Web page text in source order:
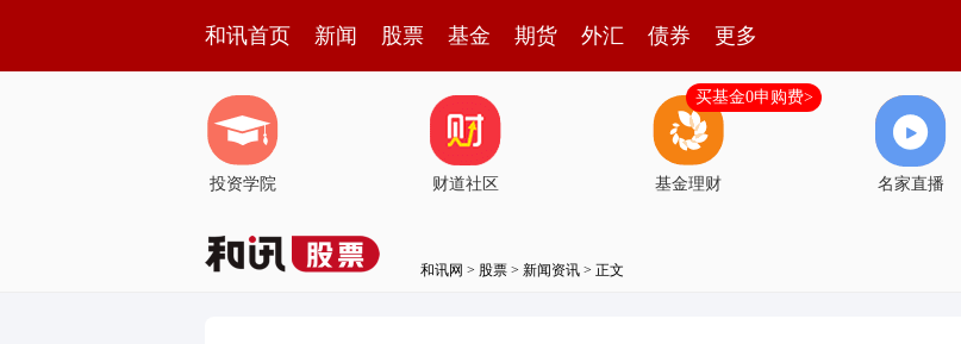
和讯首页 新闻 股票 基金 期货 外汇 债券 更多
投资学院 财道社区 基金理财
买基金0申购费>
名家直播
和讯网 > 股票 > 新闻资讯 > 正文